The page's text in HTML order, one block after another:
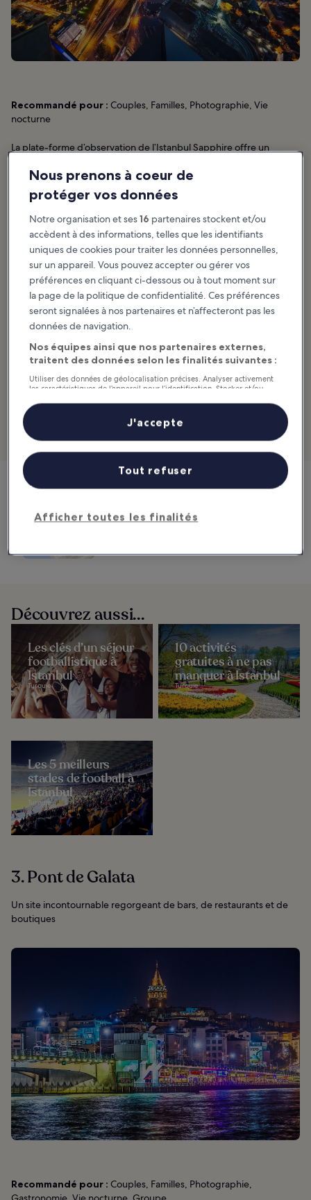
Recommandé pour : Couples, Familles, Photographie, Vie
nocturne
La plate-forme d’observation de l’Istanbul Sapphire offre un
deuxième plus haut immeuble d’Europe, qui culmine à 238
mètres. La plate-forme est ouverte jusqu’à 22 h 00, alors elle se
prête merveilleusement à la contemplation du coucher du soleil
sur les sites emblématiques, les rivières et les ponts de la ville.
Aucune réservation n’est demandée pour accéder à la plate-forme
d’observation de l’Istanbul Sapphire. Parmi les autres attractions
des lieux, vous trouverez un café et un restaurant, ainsi que
l’aventure 4D SkyRide qui simule un vol au-dessus de la ville.
L’Istanbul Sapphire, incontournable pour prendre de belles
photos, est une attraction populaire auprès des familles.
Kâğıthane/Istanbul, Turquie
Ouverture :Tous les jours de 10 h 00 à 22 h 00 (dernières entrées
à 21 h 30)
Téléphone :
+90 (0)212 268 80 80
Gratte-ciel Istanbul Sapphire : découvrir les hôtels à proximité
Emniyetevleri, Eski Büyükdere Cd. No:1, 34415
Découvrez aussi...
Les clés d’un séjour
footballistique à
Istanbul
Turquie
10 activités
gratuites à ne pas
manquer à Istanbul
Turquie
Les 5 meilleurs
stades de football à
Istanbul
Turquie
3. Pont de Galata
Un site incontournable regorgeant de bars, de restaurants et de
boutiques
Recommandé pour : Couples, Familles, Photographie,
Nous prenons à coeur de
protéger vos données
Notre organisation et ses16 partenaires stockent et/ou
accèdent à des informations, telles que les identifiants
uniques de cookies pour traiter les données personnelles,
sur un appareil. Vous pouvez accepter ou gérer vos
préférences en cliquant ci-dessous ou à tout moment sur
la page de la politique de confidentialité. Ces préférences
seront signalées à nos partenaires et n’affecteront pas les
données de navigation.
Nos équipes ainsi que nos partenaires externes,
traitent des données selon les finalités suivantes :
Utiliser des données de géolocalisation précises. Analyser activement
les caractéristiques de l’appareil pour l’identification. Stocker et/ou
personnalisés, mesure de performance des publicités et du contenu,
études d’audience et développement de services.
Liste de nos partenaires (fournisseurs)
Afficher toutes les finalités
Tout refuser
J'accepte